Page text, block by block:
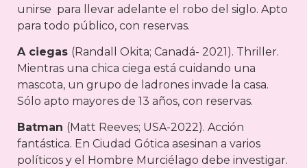
unirse para llevar adelante el robo del siglo. Apto
para todo público, con reservas.
A ciegas (Randall Okita; Canadá- 2021). Thriller.
Mientras una chica ciega está cuidando una
mascota, un grupo de ladrones invade la casa.
Sólo apto mayores de 13 años, con reservas.
Batman (Matt Reeves; USA-2022). Acción
fantástica. En Ciudad Gótica asesinan a varios
políticos y el Hombre Murciélago debe investigar.